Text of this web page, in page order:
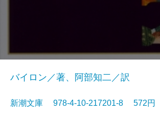
バイロン／著、阿部知二／訳
新潮文庫 978-4-10-217201-8 572円